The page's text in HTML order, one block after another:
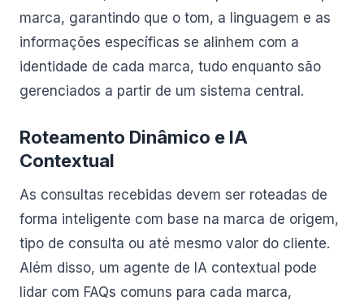
marca, garantindo que o tom, a linguagem e as
informações específicas se alinhem com a
identidade de cada marca, tudo enquanto são
gerenciados a partir de um sistema central.
Roteamento Dinâmico e IA
Contextual
As consultas recebidas devem ser roteadas de
forma inteligente com base na marca de origem,
tipo de consulta ou até mesmo valor do cliente.
Além disso, um agente de IA contextual pode
lidar com FAQs comuns para cada marca,